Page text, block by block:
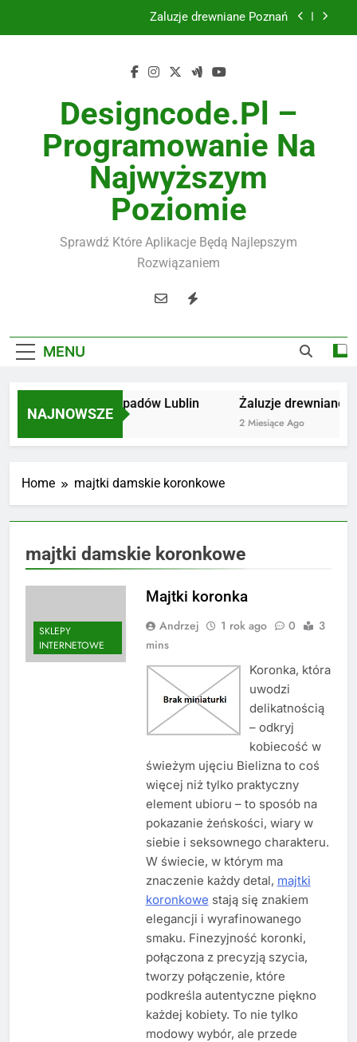
Żaluzje drewniane Poznań
Utylizacja odpadów Lublin
Żaluzje drewniane Poznań
Instalacje elektryczne Gdańsk
Designcode.pl –
Programowanie Na
Najwyższym
Poziomie
Sprawdź Które Aplikacje Będą Najlepszym
Rozwiązaniem
MENU
NAJNOWSZE
Utylizacja odpadów Lublin
2 Miesiące Ago
Żaluzje drewniane
2 Miesiące Ago
Home majtki damskie koronkowe
majtki damskie koronkowe
SKLEPY
INTERNETOWE
Majtki koronka
Andrzej 1 rok ago 0
3
mins
Koronka, która
uwodzi
delikatnością
– odkryj
kobiecość w
świeżym ujęciu Bielizna to coś
więcej niż tylko praktyczny
element ubioru – to sposób na
pokazanie żeńskości, wiary w
siebie i seksownego charakteru.
W świecie, w którym ma
znaczenie każdy detal, majtki
koronkowe stają się znakiem
elegancji i wyrafinowanego
smaku. Finezyjność koronki,
połączona z precyzją szycia,
tworzy połączenie, które
podkreśla autentyczne piękno
każdej kobiety. To nie tylko
modowy wybór, ale przede